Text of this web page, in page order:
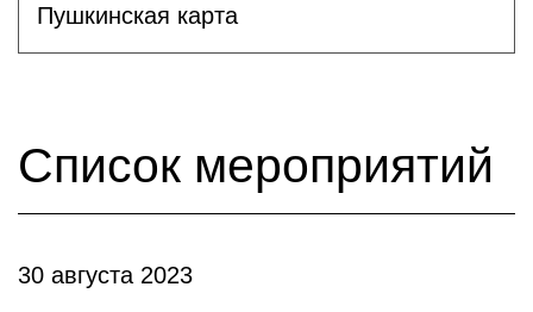
Пушкинская карта
Список мероприятий
30 августа 2023